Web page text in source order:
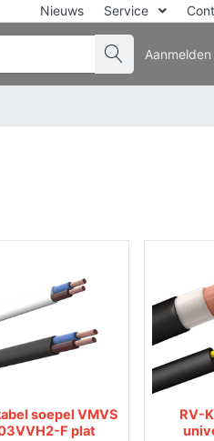
Nieuws Service
Aanmelden
soepel VMVS
F plat
RV-